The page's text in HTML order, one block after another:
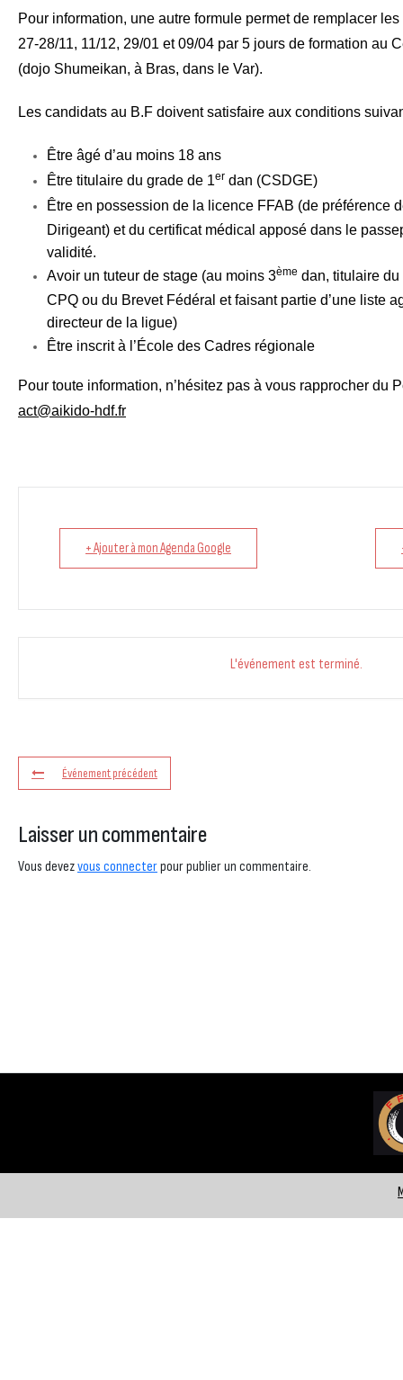
Pour information, une autre formule permet de remplacer
27-28/11, 11/12, 29/01 et 09/04 par 5 jours de formation au
(dojo Shumeikan, à Bras, dans le Var).
Les candidats au B.F doivent satisfaire aux conditions
Être âgé d’au moins 18 ans
Être titulaire du grade de 1er dan (CSDGE)
Être en possession de la licence FFAB (de préférence
Dirigeant) et du certificat médical apposé dans le
validité.
Avoir un tuteur de stage (au moins 3ème dan, titulaire
CPQ ou du Brevet Fédéral et faisant partie d’une liste
directeur de la ligue)
Être inscrit à l’École des Cadres régionale
Pour toute information, n’hésitez pas à vous rapprocher du
act@aikido-hdf.fr
+ Ajouter à mon Agenda Google
L'événement est terminé.
Événement précédent
Laisser un commentaire
Vous devezvous connecterpour publier un commentaire.